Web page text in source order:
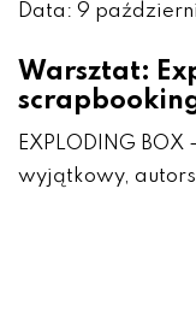
Data: 9
Warsztat:
EXPLODING BOX
wyjątkowy,